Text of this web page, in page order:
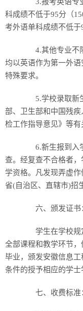
科成绩不低于95分（
考外语单科成绩不低于
4.其他专业不限
均以英语作为第一外
特殊要求。
5.学校录取新生
部、卫生部和中国残
检工作指导意见》等有
6.新生报到入学
查。经复查不合格者
学资格。凡发现弄虚
省(自治区、直辖市)招
六、颁发证书
学生在学校规
全部课程和教学环节
毕业，颁发安徽信息
条件的授予相应的学士
七、收费标准